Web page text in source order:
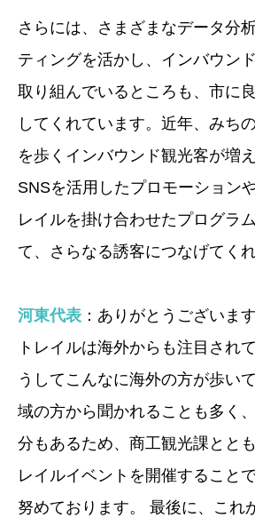
さらには、さまざまなデータ分
ティングを活かし、インバウン
取り組んでいるところも、市に
してくれています。近年、みち
を歩くインバウンド観光客が増
SNSを活用したプロモーション
レイルを掛け合わせたプログラ
て、さらなる誘客につなげてくれ
河東代表 ：ありがとうございま
トレイルは海外からも注目され
うしてこんなに海外の方が歩い
域の方から聞かれることも多く
分もあるため、商工観光課とと
レイルイベントを開催すること
努めております。 最後に、これ